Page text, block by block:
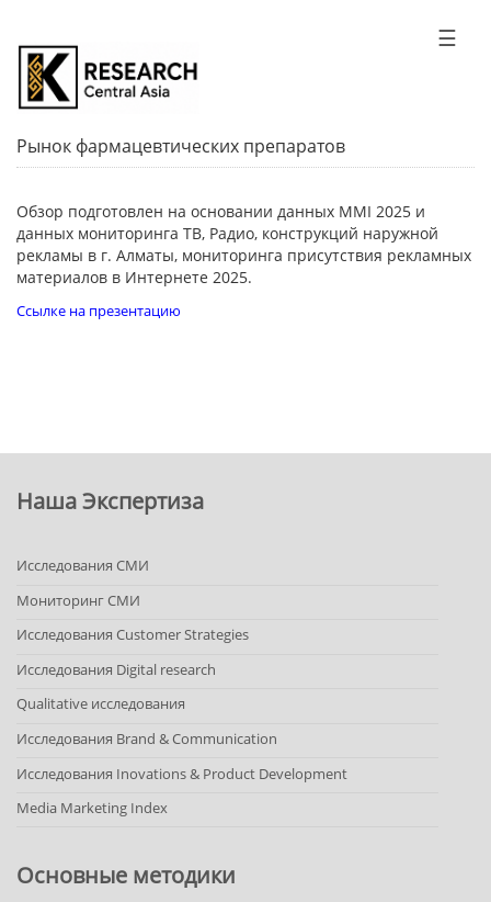
☰
Рынок фармацевтических препаратов
Обзор подготовлен на основании данных MMI 2025 и
данных мониторинга ТВ, Радио, конструкций наружной
рекламы в г. Алматы, мониторинга присутствия рекламных
материалов в Интернете 2025.
Ссылке на презентацию
Наша Экспертиза
Исследования СМИ
Мониторинг СМИ
Исследования Customer Strategies
Исследования Digital research
Qualitative исследования
Исследования Brand & Communication
Исследования Inovations & Product Development
Media Marketing Index
Основные методики